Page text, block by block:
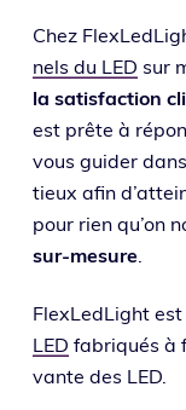
Chez
nels du LED sur
la satis­fac­tion
est prête à
vous gui­der
tieux afin
pour rien qu’on
sur-mesure
FlexLedLight est
LED fabri­qués à
vante des LED.